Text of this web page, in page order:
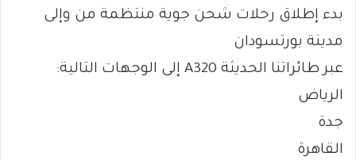
بدء إطلاق رحلات شحن جوية منتظمة من وإلى
مدينة بورتسودان
عبر طائراتنا الحديثة A320 إلى الوجهات التالية:
الرياض
جدة
القاهرة